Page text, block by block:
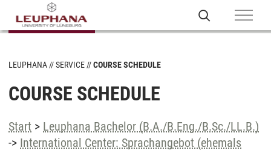
LEUPHANA SERVICE COURSE SCHEDULE
COURSE SCHEDULE
Start > Leuphana Bachelor (B.A./B.Eng./B.Sc./LL.B.)
-> International Center: Sprachangebot (ehemals